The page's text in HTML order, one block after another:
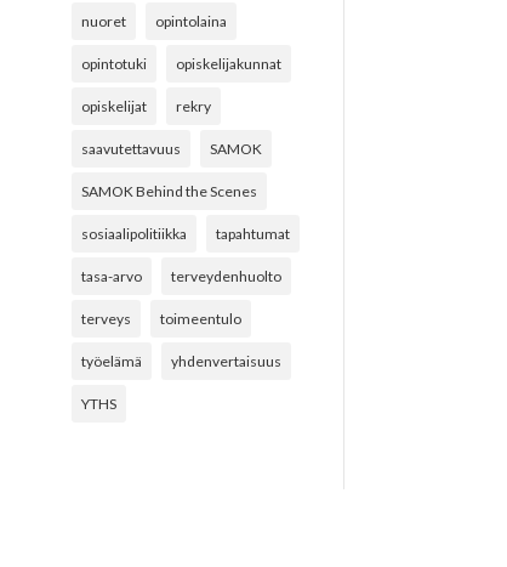
nuoret opintolaina
opintotuki opiskelijakunnat
opiskelijat rekry
saavutettavuus SAMOK
SAMOK Behind the Scenes
sosiaalipolitiikka tapahtumat
tasa-arvo terveydenhuolto
terveys toimeentulo
työelämä yhdenvertaisuus
YTHS